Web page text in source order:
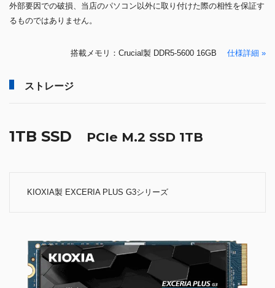
外部要因での破損、当店のパソコン以外に取り付けた際の相性を保証す
るものではありません。
搭載メモリ：Crucial製 DDR5-5600 16GB 仕様詳細 »
ストレージ
1TB SSD PCIe M.2 SSD 1TB
KIOXIA製 EXCERIA PLUS G3シリーズ